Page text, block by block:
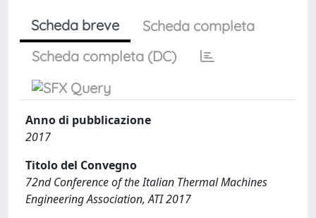
Scheda breve
Scheda completa
Scheda completa (DC)
Anno di pubblicazione
2017
Titolo del Convegno
72nd Conference of the Italian Thermal Machines
Engineering Association, ATI 2017